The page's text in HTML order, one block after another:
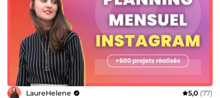
LaureHelene 5,0 (77)